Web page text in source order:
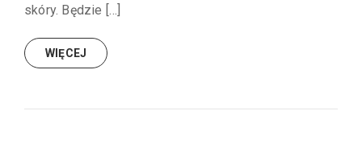
skóry. Będzie […]
WIĘCEJ